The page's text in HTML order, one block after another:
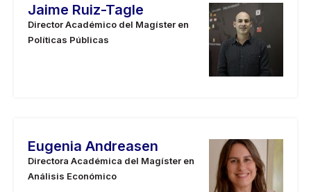
Jaime Ruiz-Tagle
Director Académico del Magíster en
Políticas Públicas
Eugenia Andreasen
Directora Académica del Magíster en
Análisis Económico